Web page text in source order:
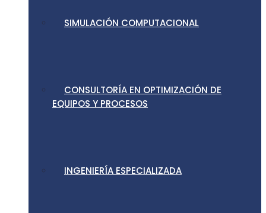
SIMULACIÓN COMPUTACIONAL
CONSULTORÍA EN OPTIMIZACIÓN DE
EQUIPOS Y PROCESOS
INGENIERÍA ESPECIALIZADA